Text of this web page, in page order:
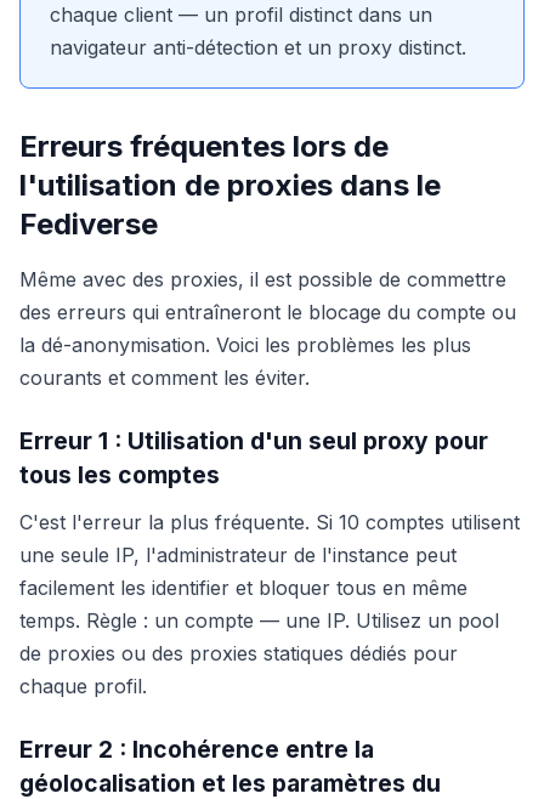
chaque client — un profil distinct dans un
navigateur anti-détection et un proxy distinct.
Erreurs fréquentes lors de
l'utilisation de proxies dans le
Fediverse
Même avec des proxies, il est possible de commettre
des erreurs qui entraîneront le blocage du compte ou
la dé-anonymisation. Voici les problèmes les plus
courants et comment les éviter.
Erreur 1 : Utilisation d'un seul proxy pour
tous les comptes
C'est l'erreur la plus fréquente. Si 10 comptes utilisent
une seule IP, l'administrateur de l'instance peut
facilement les identifier et bloquer tous en même
temps. Règle : un compte — une IP. Utilisez un pool
de proxies ou des proxies statiques dédiés pour
chaque profil.
Erreur 2 : Incohérence entre la
géolocalisation et les paramètres du